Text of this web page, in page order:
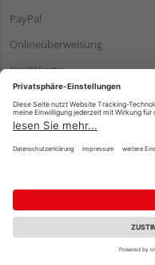
PayPal
Onlineüberweisung
Kreditkarte
Rechnung*
*Bonität vorausgesetzt
Impressum Datenschutz
Vertrag widerrufen